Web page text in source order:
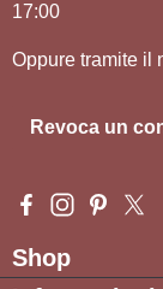
17:00
Oppure tramite il
Revoca un
Visit us on
Check us
Get
Shop